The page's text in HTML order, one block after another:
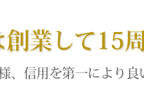
業して15
、信用を第一により